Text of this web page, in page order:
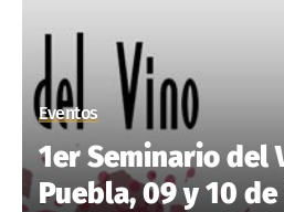
Eventos
1er Seminario del
Puebla, 09 y 10